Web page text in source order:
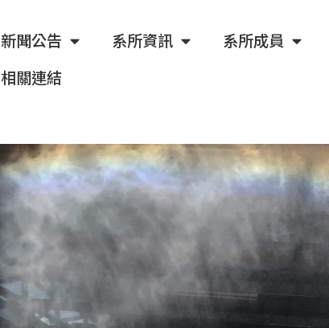
新聞公告 系所資訊 系所成員
相關連結